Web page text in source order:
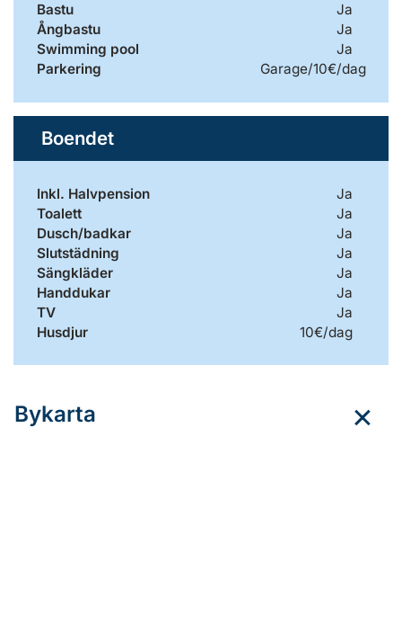
Bastu
Ja
Ångbastu
Ja
Swimming pool
Ja
Parkering
Garage/10€/dag
Boendet
Inkl. Halvpension
Ja
Toalett
Ja
Dusch/badkar
Ja
Slutstädning
Ja
Sängkläder
Ja
Handdukar
Ja
TV
Ja
Husdjur
10€/dag
Bykarta